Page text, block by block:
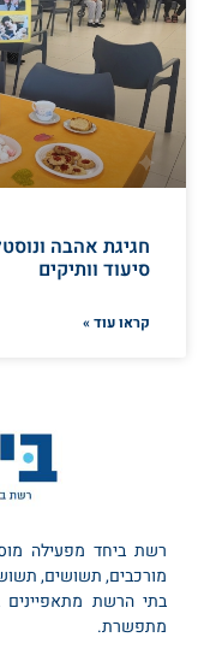
חגיגת אהבה
סיעוד וותיקים
קראו עוד »
רשת ביחד מפעילה
מורכבים, תשושים,
בתי הרשת מתאפיינים
מתפשרת.